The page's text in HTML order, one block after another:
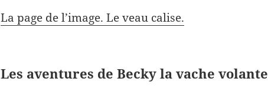
La page de l’image. Le veau calise.
Les aventures de Becky la vache volante